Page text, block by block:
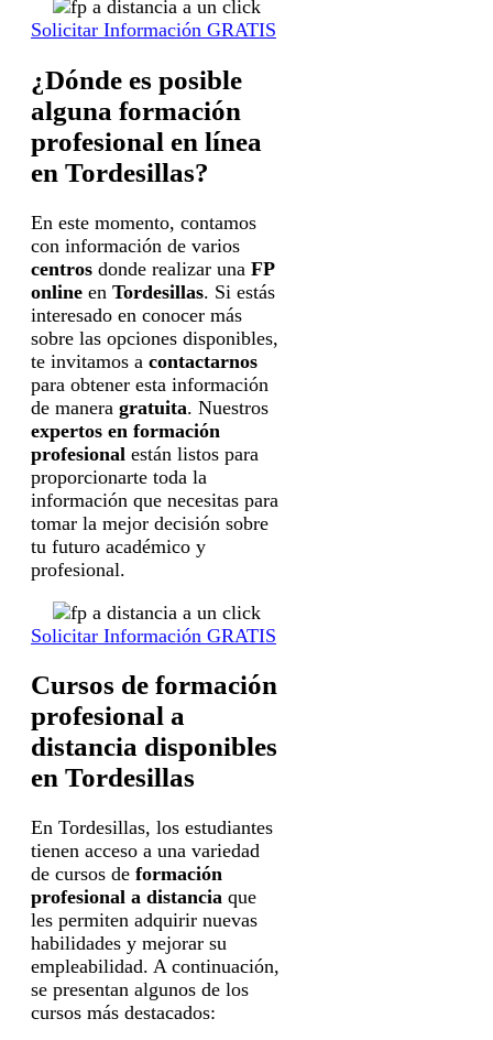
Solicitar Información GRATIS
¿Dónde es posible
alguna formación
profesional en línea
en Tordesillas?
En este momento, contamos
con información de varios
centros donde realizar una FP
online en Tordesillas. Si estás
interesado en conocer más
sobre las opciones disponibles,
te invitamos a contactarnos
para obtener esta información
de manera gratuita. Nuestros
expertos en formación
profesional están listos para
proporcionarte toda la
información que necesitas para
tomar la mejor decisión sobre
tu futuro académico y
profesional.
Solicitar Información GRATIS
Cursos de formación
profesional a
distancia disponibles
en Tordesillas
En Tordesillas, los estudiantes
tienen acceso a una variedad
de cursos de formación
profesional a distancia que
les permiten adquirir nuevas
habilidades y mejorar su
empleabilidad. A continuación,
se presentan algunos de los
cursos más destacados: